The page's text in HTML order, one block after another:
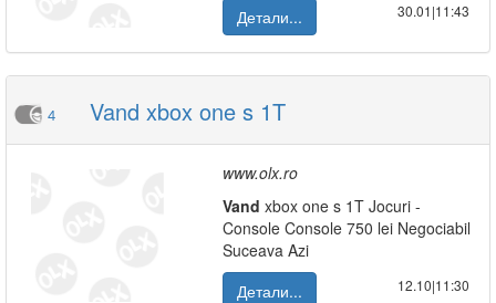
Детали...
30.01|11:43
4 Vand xbox one s 1T
www.olx.ro
Vand xbox one s 1T Jocuri -
Console Console 750 lei Negociabil
Suceava Azi
Детали...
12.10|11:30